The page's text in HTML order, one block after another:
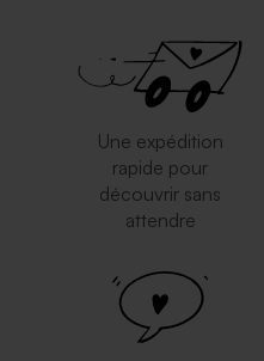
Une expédition
rapide pour
découvrir sans
attendre